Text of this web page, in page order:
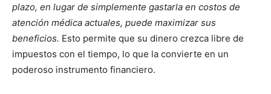
plazo, en lugar de simplemente gastarla en costos de
atención médica actuales, puede maximizar sus
beneficios. Esto permite que su dinero crezca libre de
impuestos con el tiempo, lo que la convierte en un
poderoso instrumento financiero.